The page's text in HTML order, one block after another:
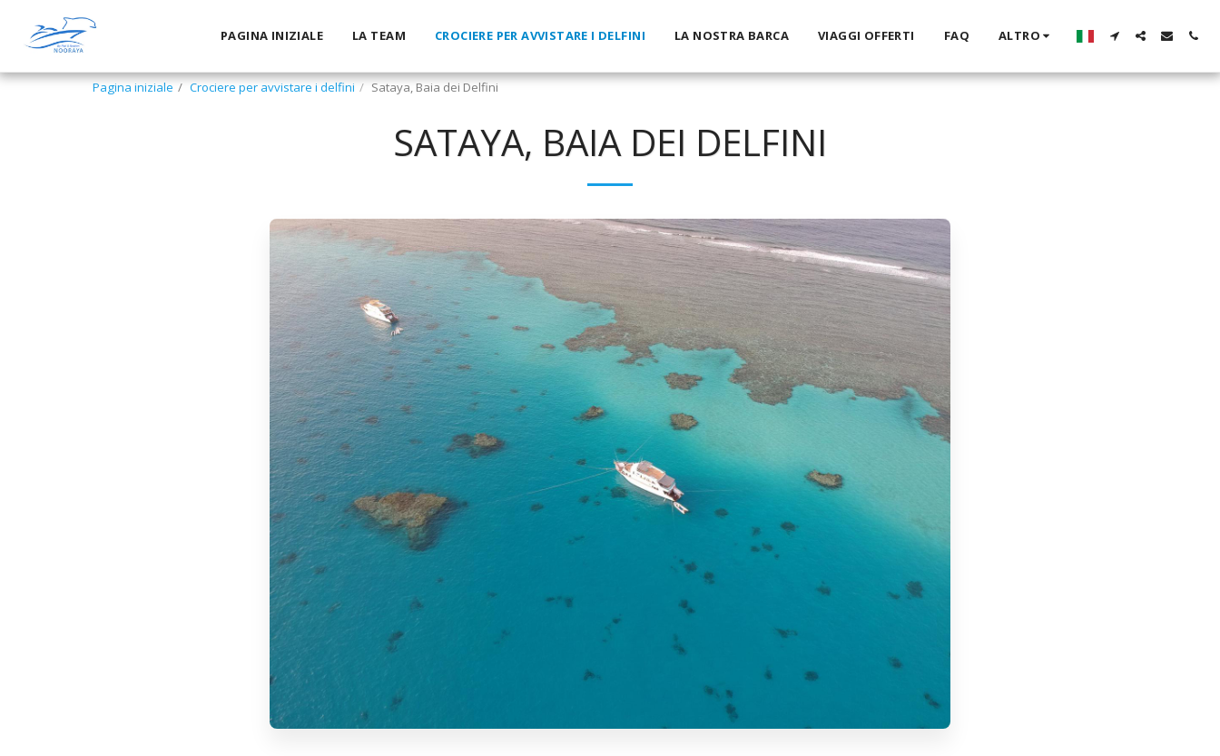
PAGINA INIZIALE LA TEAM CROCIERE PER AVVISTARE I DELFINI LA NOSTRA BARCA VIAGGI OFFERTI FAQ ALTRO
Pagina iniziale Crociere per avvistare i delfini Sataya, Baia dei Delfini
SATAYA, BAIA DEI DELFINI